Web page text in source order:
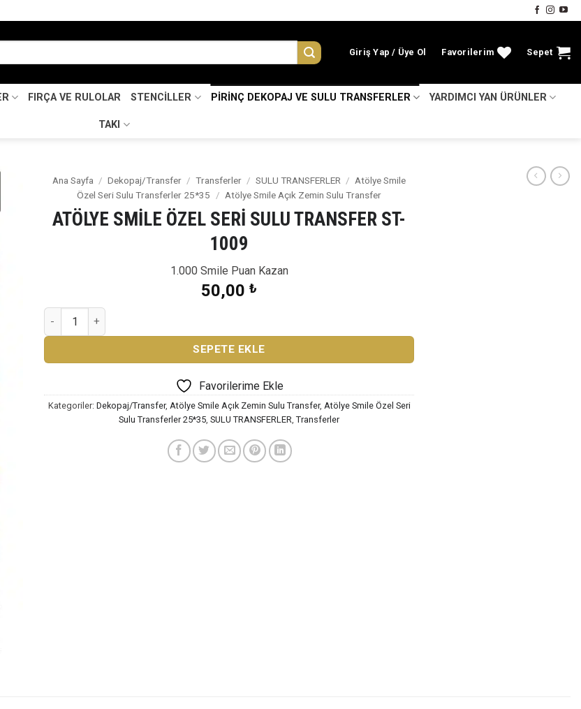
Giriş Yap Favorilerim Sepet
FIRÇA VE RULOLAR STENCİLLER PİRİNÇ DEKOPAJ VE SULU TRANSFERLER YARDIMCI YAN ÜRÜNLER
TAKI
Ana Sayfa / Dekopaj/Transfer / Transferler / SULU TRANSFERLER / Atölye Smile
Özel Seri Sulu Transferler 25*35
/ Atölye Smile Açık Zemin Sulu Transfer
ATÖLYE SMİLE ÖZEL SERİ SULU TRANSFER ST-
1009
1.000 Smile Puan Kazan
50,00 ₺
ATÖLYE SMİLE ÖZEL SERİ SULU TRANSFER ST-1009 adet
SEPETE EKLE
Favorilerime Ekle
Kategoriler: Dekopaj/Transfer, Atölye Smile Açık Zemin Sulu Transfer, Atölye Smile Özel Seri
Sulu Transferler 25*35, SULU TRANSFERLER, Transferler